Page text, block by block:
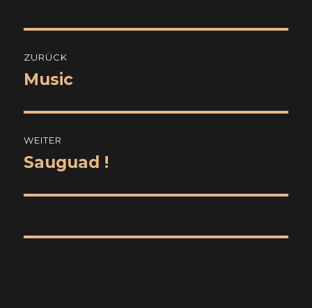
ZURÜCK
Vorheriger
Music
WEITER
Nächster
Sauguad !